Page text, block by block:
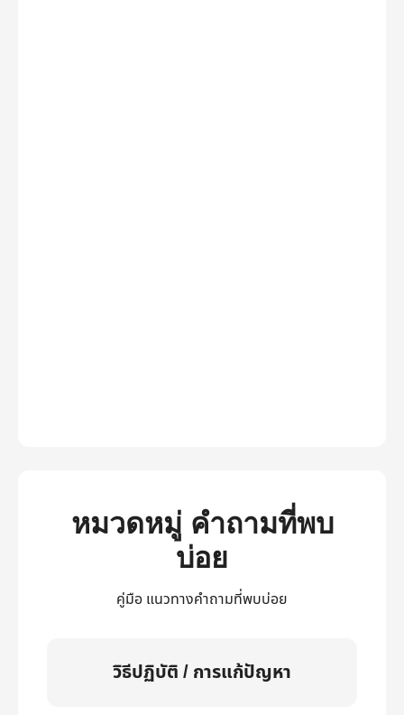
หมวดหมู่ คำถามที่พบ
บ่อย
คู่มือ แนวทางคำถามที่พบบ่อย
วิธีปฏิบัติ / การแก้ปัญหา